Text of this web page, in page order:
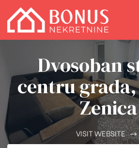
Dvosoban
centru
Zenica
VISIT WEBSITE